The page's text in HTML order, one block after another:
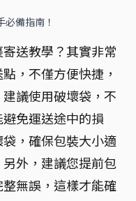
備指南！
送教學？其實非常
，不僅方便快捷，
議使用破壞袋，不
免運送途中的損
，確保包裝大小適
外，建議您提前包
無誤，這樣才能確